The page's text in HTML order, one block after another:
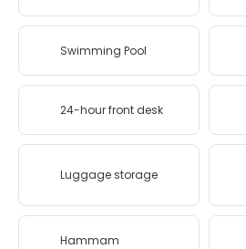
Swimming Pool
24-hour front desk
Luggage storage
Hammam